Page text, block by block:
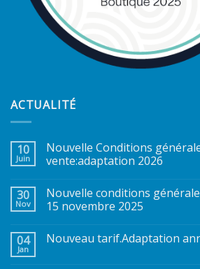
ACTUALITÉ
10
Juin
Nouvelle Conditions
vente:adaptation 2026
30
Nov
Nouvelle conditions
15 novembre 2025
04
Jan
Nouveau tarif.Adaptation